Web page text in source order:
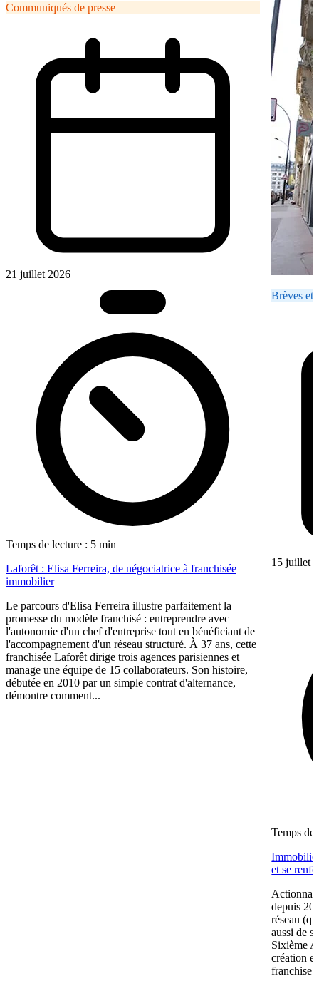
Communiqués de presse
21 juillet 2026
Temps de lecture : 5 min
Laforêt : Elisa Ferreira, de négociatrice à franchisée
immobilier
Le parcours d'Elisa Ferreira illustre parfaitement la
promesse du modèle franchisé : entreprendre avec
l'autonomie d'un chef d'entreprise tout en bénéficiant de
l'accompagnement d'un réseau structuré. À 37 ans, cette
franchisée Laforêt dirige trois agences parisiennes et
manage une équipe de 15 collaborateurs. Son histoire,
débutée en 2010 par un simple contrat d'alternance,
démontre comment...
Brèves et
15 juillet
Temps de
et se
depuis
réseau
aussi de
Sixième
création
franchise